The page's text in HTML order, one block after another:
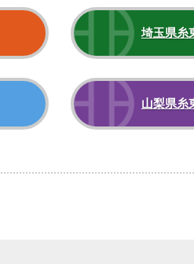
埼玉県糸
山梨県糸